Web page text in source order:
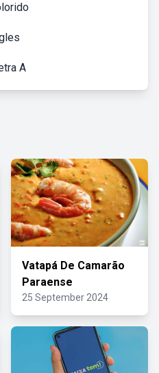
A
Vatapá De Camarão
Paraense
25 September 2024